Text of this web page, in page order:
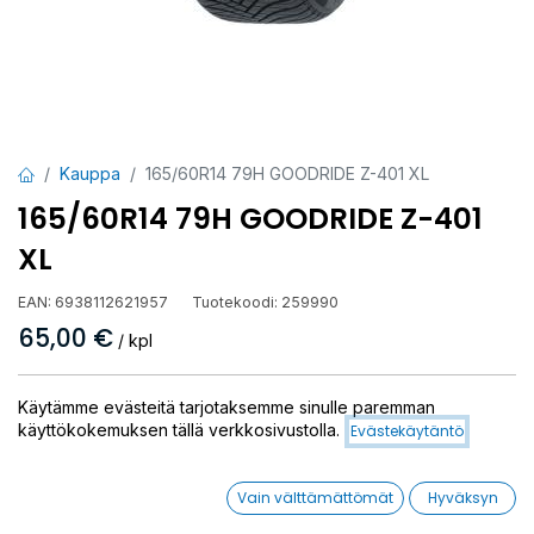
Kauppa 165/60R14 79H GOODRIDE Z-401 XL
165/60R14 79H GOODRIDE Z-401
XL
EAN: 6938112621957 Tuotekoodi: 259990
65,00 € / kpl
Toimittajilla (ulkomaa):Saatavilla
Toimitusaika:5 arkipäivää
Käytämme evästeitä tarjotaksemme sinulle paremman
käyttökokemuksen tällä verkkosivustolla. Evästekäytäntö
Vain välttämättömät Hyväksyn